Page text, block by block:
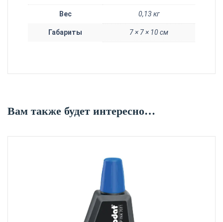
Вес 0,13 кг
Габариты 7 × 7 × 10 см
Вам также будет интересно…